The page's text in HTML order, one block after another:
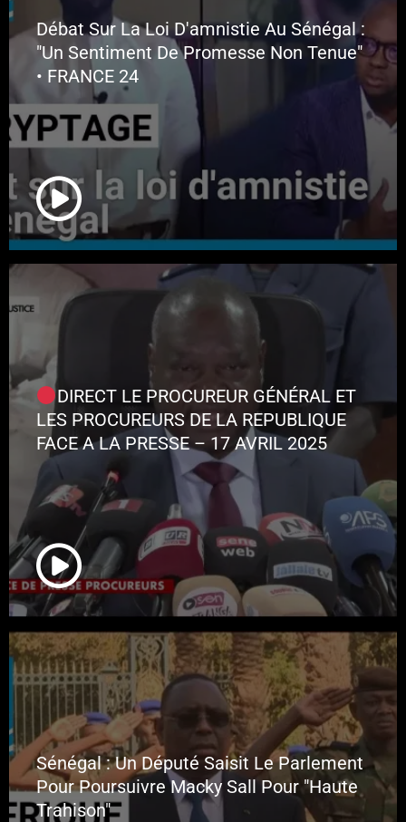
Débat Sur La Loi D'amnistie Au Sénégal :
"Un Sentiment De Promesse Non Tenue"
• FRANCE 24
DIRECT LE PROCUREUR GÉNÉRAL ET
LES PROCUREURS DE LA REPUBLIQUE
FACE A LA PRESSE – 17 AVRIL 2025
Sénégal : Un Député Saisit Le Parlement
Pour Poursuivre Macky Sall Pour "haute
Trahison"